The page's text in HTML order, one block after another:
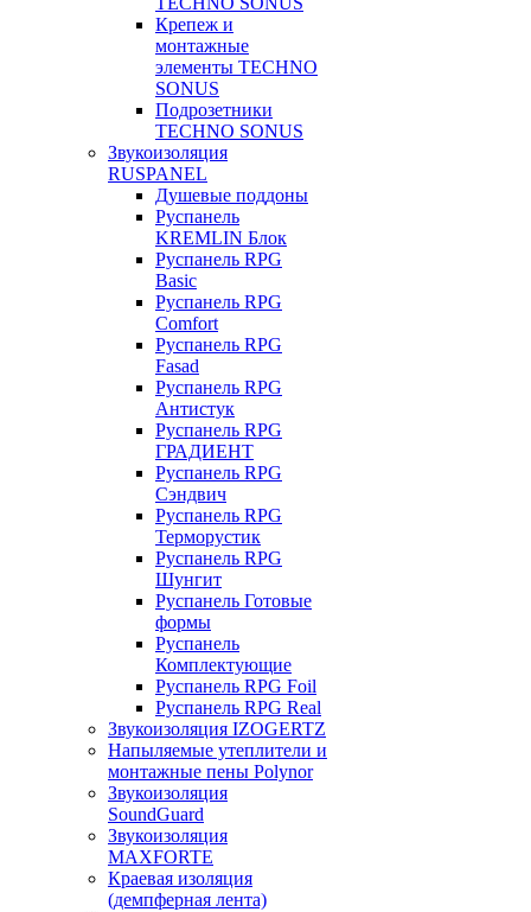
Крепеж и
монтажные
элементы TECHNO
SONUS
Подрозетники
TECHNO SONUS
Звукоизоляция
RUSPANEL
Душевые поддоны
Руспанель
KREMLIN Блок
Руспанель RPG
Basic
Руспанель RPG
Comfort
Руспанель RPG
Fasad
Руспанель RPG
Антистук
Руспанель RPG
ГРАДИЕНТ
Руспанель RPG
Сэндвич
Руспанель RPG
Терморустик
Руспанель RPG
Шунгит
Руспанель Готовые
формы
Руспанель
Комплектующие
Руспанель RPG Foil
Руспанель RPG Real
Звукоизоляция IZOGERTZ
Напыляемые утеплители и
монтажные пены Polynor
Звукоизоляция
SoundGuard
Звукоизоляция
MAXFORTE
Краевая изоляция
(демпферная лента)